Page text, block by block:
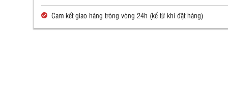
Cam kết giao hàng tròng vòng 24h (kể từ khi đặt hàng)